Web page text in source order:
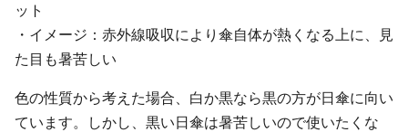
ット
・イメージ：赤外線吸収により傘自体が熱くなる上に、見
た目も暑苦しい
色の性質から考えた場合、白か黒なら黒の方が日傘に向い
ています。しかし、黒い日傘は暑苦しいので使いたくな